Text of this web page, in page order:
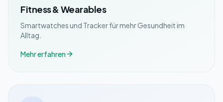
Fitness & Wearables
Smartwatches und Tracker für mehr Gesundheit im
Alltag.
Mehr erfahren